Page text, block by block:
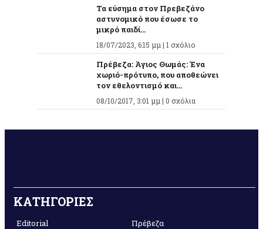
Τα εύσημα στον Πρεβεζάνο
αστυνομικό που έσωσε το
μικρό παιδί...
18/07/2023, 6:15 μμ | 1 σχόλιο
Πρέβεζα: Άγιος Θωμάς: Ένα
χωριό-πρότυπο, που αποθεώνει
τον εθελοντισμό και...
08/10/2017, 3:01 μμ | 0 σχόλια
ΚΑΤΗΓΟΡΙΕΣ
Editorial
Πρέβεζα